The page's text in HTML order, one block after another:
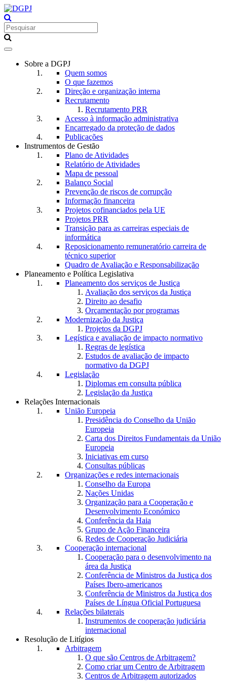
Toggle
navigationSobre a DGPJ
Quem somos
O que fazemos
Direção e organização interna
Recrutamento
Recrutamento PRR
Acesso à informação administrativa
Encarregado da proteção de dados
Publicações
Instrumentos de Gestão
Plano de Atividades
Relatório de Atividades
Mapa de pessoal
Balanço Social
Prevenção de riscos de corrupção
Informação financeira
Projetos cofinanciados pela UE
Projetos PRR
Transição para as carreiras especiais de
informática
Reposicionamento remuneratório carreira de
técnico superior
Quadro de Avaliação e Responsabilização
Planeamento e Política Legislativa
Planeamento dos serviços de Justiça
Avaliação dos serviços da Justiça
Direito ao desafio
Orçamentação por programas
Modernização da Justiça
Projetos da DGPJ
Legística e avaliação de impacto normativo
Regras de legística
Estudos de avaliação de impacto
normativo da DGPJ
Legislação
Diplomas em consulta pública
Legislação da Justiça
Relações Internacionais
União Europeia
Presidência do Conselho da União
Europeia
Carta dos Direitos Fundamentais da União
Europeia
Iniciativas em curso
Consultas públicas
Organizações e redes internacionais
Conselho da Europa
Nações Unidas
Organização para a Cooperação e
Desenvolvimento Económico
Conferência da Haia
Grupo de Ação Financeira
Redes de Cooperação Judiciária
Cooperação internacional
Cooperação para o desenvolvimento na
área da Justiça
Conferência de Ministros da Justiça dos
Países Ibero-americanos
Conferência de Ministros da Justiça dos
Países de Língua Oficial Portuguesa
Relações bilaterais
Instrumentos de cooperação judiciária
internacional
Resolução de Litígios
Arbitragem
O que são Centros de Arbitragem?
Como criar um Centro de Arbitragem
Centros de Arbitragem autorizados